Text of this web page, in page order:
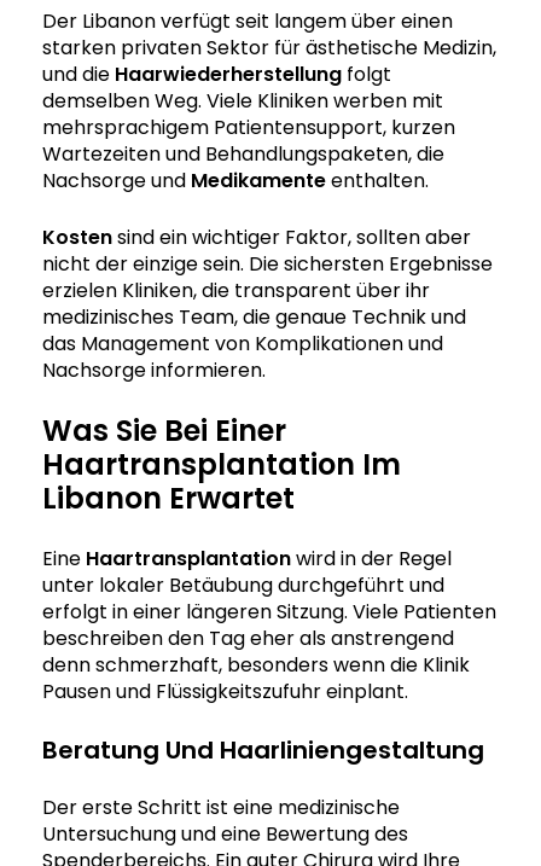
Der Libanon verfügt seit langem über einen
starken privaten Sektor für ästhetische Medizin,
und die Haarwiederherstellung folgt
demselben Weg. Viele Kliniken werben mit
mehrsprachigem Patientensupport, kurzen
Wartezeiten und Behandlungs­paketen, die
Nachsorge und Medikamenteenthalten.
Kostensind ein wichtiger Faktor, sollten aber
nicht der einzige sein. Die sichersten Ergebnisse
erzielen Kliniken, die transparent über ihr
medizinisches Team, die genaue Technik und
das Management von Komplikationen und
Nachsorge informieren.
Was Sie Bei Einer
Haartransplantation Im
Libanon Erwartet
Eine Haartransplantationwird in der Regel
unter lokaler Betäubung durchgeführt und
erfolgt in einer längeren Sitzung. Viele Patienten
beschreiben den Tag eher als anstrengend
denn schmerzhaft, besonders wenn die Klinik
Pausen und Flüssigkeitszufuhr einplant.
Beratung Und Haarliniengestaltung
Der erste Schritt ist eine medizinische
Untersuchung und eine Bewertung des
Spenderbereichs. Ein guter Chirurg wird Ihre